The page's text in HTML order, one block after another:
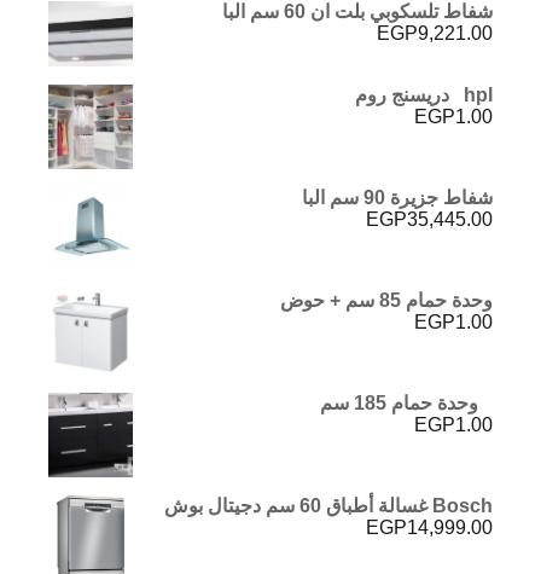
شفاط تلسكوبي بلت ان 60 سم البا
EGP9,221.00
hpl دريسنج روم
EGP1.00
شفاط جزيرة 90 سم البا
EGP35,445.00
وحدة حمام 85 سم + حوض
EGP1.00
وحدة حمام 185 سم
EGP1.00
Bosch غسالة أطباق 60 سم دجيتال بوش
EGP14,999.00